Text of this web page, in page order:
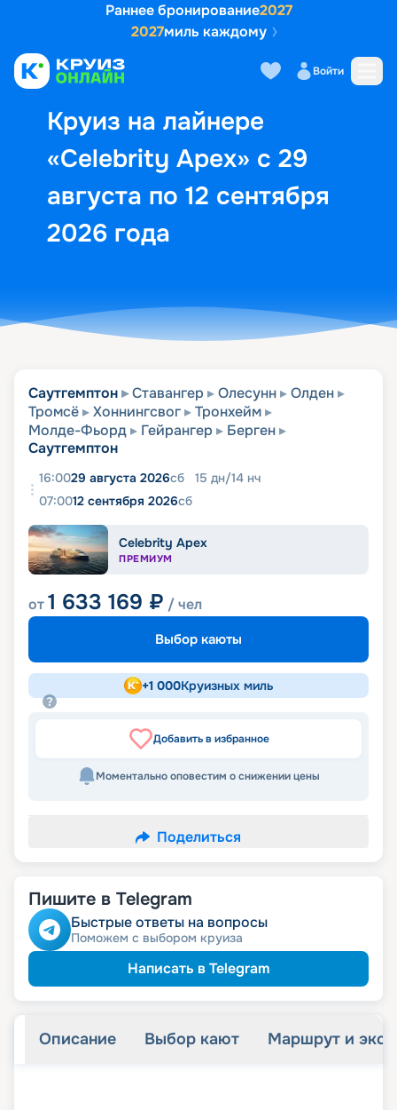
Раннее бронирование2027
2027миль каждому
Войти
Круиз на лайнере
«Celebrity Apex» с 29
августа по 12 сентября
2026 года
Выбор кают Маршрут и
Саутгемптон Ставангер Олесунн
Олден
Тромсё
Хоннингсвог
Тронхейм
Молде-Фьорд
Гейрангер
Берген
Саутгемптон
16:0029 августа 2026сб 15 дн/14 нч
07:0012 сентября 2026сб
Celebrity Apex
ПРЕМИУМ
от1 633 169 ₽ / чел
Выбор каюты
+1 000Круизных миль
Добавить в избранное
Моментально оповестим о снижении цены
Поделиться
Пишите в Telegram
Быстрые ответы на вопросы
Поможем с выбором круиза
Написать в Telegram
Описание Выбор кают Маршрут и